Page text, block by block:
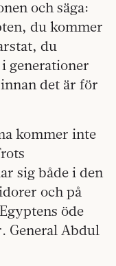
och säga:
du kommer
du
generationer
det är för
kommer inte
sig både i den
och på
öde
General Abdul